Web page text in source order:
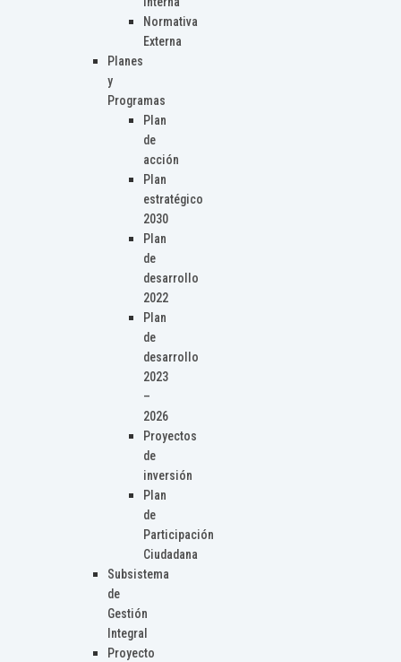
Normativa
Externa
Planes
y
Programas
Plan
de
acción
Plan
estratégico
2030
Plan
de
desarrollo
2022
Plan
de
desarrollo
2023
–
2026
Proyectos
de
inversión
Plan
de
Participación
Ciudadana
Subsistema
de
Gestión
Integral
Proyecto